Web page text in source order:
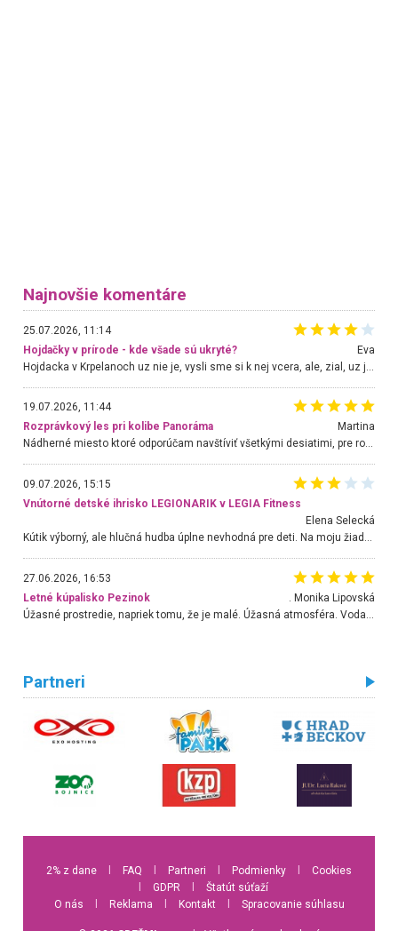
Najnovšie komentáre
25.07.2026, 11:14
Hojdačky v prírode - kde všade sú ukryté?
Eva
19.07.2026, 11:44
Rozprávkový les pri kolibe Panoráma
Martina
Nádherné miesto ktoré odporúčam navštíviť všetkými desiatimi, pre rodiny s deťmi, dôchodcom... Proste a jednoducho ozaj rozprávkový les.. určite ešte prídeme. Odniesli sme si na pamiatku krásne tričká,
09.07.2026, 15:15
Vnútorné detské ihrisko LEGIONARIK v LEGIA Fitness
Elena Selecká
Kútik výborný, ale hlučná hudba úplne nevhodná pre deti. Na moju žiadosť o aspoň sušenie nereagovali.
27.06.2026, 16:53
Letné kúpalisko Pezinok
. Monika Lipovská
Partneri
2% z dane FAQ Partneri Podmienky
Cookies
GDPR
Štatút súťaží
O nás
Reklama Kontakt Spracovanie súhlasu